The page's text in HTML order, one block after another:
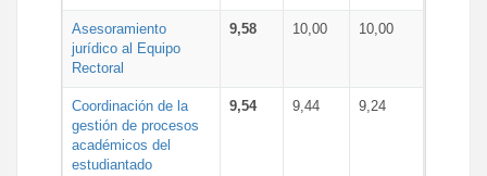
Asesoramiento
jurídico al Equipo
Rectoral
9,58 10,00 10,00
Coordinación de la
gestión de procesos
académicos del
estudiantado
9,54 9,44 9,24